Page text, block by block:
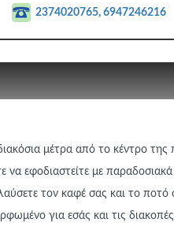
2374020765, 6947246216
μέτρα από το κέντρο
να εφοδιαστείτε με
τον καφέ σας και το
για εσάς και τις